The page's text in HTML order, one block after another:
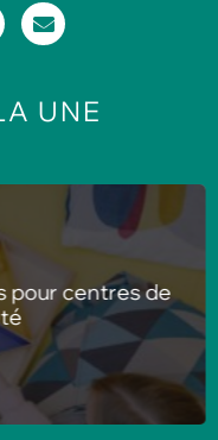
UNE
pour centres de